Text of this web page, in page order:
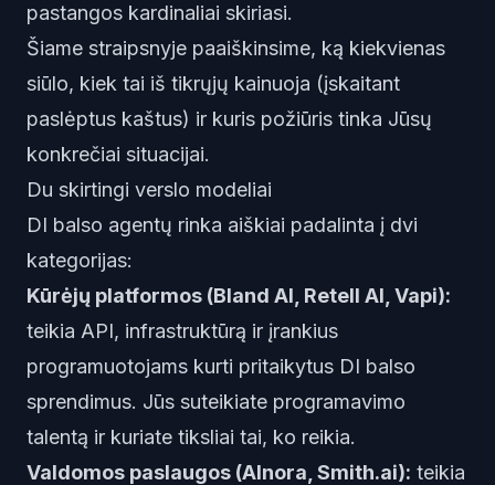
pastangos kardinaliai skiriasi.
Šiame straipsnyje paaiškinsime, ką kiekvienas
siūlo, kiek tai iš tikrųjų kainuoja (įskaitant
paslėptus kaštus) ir kuris požiūris tinka Jūsų
konkrečiai situacijai.
Du skirtingi verslo modeliai
DI balso agentų rinka aiškiai padalinta į dvi
kategorijas:
Kūrėjų platformos (Bland AI, Retell AI, Vapi):
teikia API, infrastruktūrą ir įrankius
programuotojams kurti pritaikytus DI balso
sprendimus. Jūs suteikiate programavimo
talentą ir kuriate tiksliai tai, ko reikia.
Valdomos paslaugos (AInora, Smith.ai): teikia